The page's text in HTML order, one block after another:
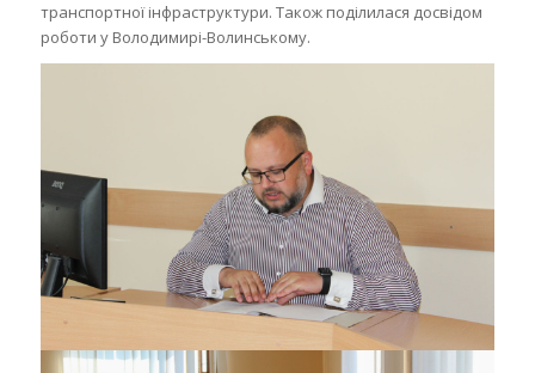
транспортної інфраструктури. Також поділилася досвідом
роботи у Володимирі-Волинському.